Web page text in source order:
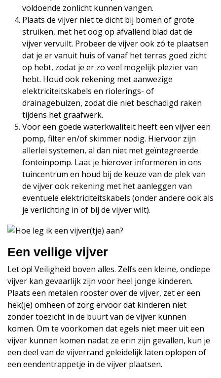
voldoende zonlicht kunnen vangen.
Plaats de vijver niet te dicht bij bomen of grote
struiken, met het oog op afvallend blad dat de
vijver vervuilt. Probeer de vijver ook zó te plaatsen
dat je er vanuit huis of vanaf het terras goed zicht
op hebt, zodat je er zo veel mogelijk plezier van
hebt. Houd ook rekening met aanwezige
elektriciteitskabels en riolerings- of
drainagebuizen, zodat die niet beschadigd raken
tijdens het graafwerk.
Voor een goede waterkwaliteit heeft een vijver een
pomp, filter en/of skimmer nodig. Hiervoor zijn
allerlei systemen, al dan niet met geïntegreerde
fonteinpomp. Laat je hierover informeren in ons
tuincentrum en houd bij de keuze van de plek van
de vijver ook rekening met het aanleggen van
eventuele elektriciteitskabels (onder andere ook als
je verlichting in of bij de vijver wilt).
Een veilige vijver
Let op! Veiligheid boven alles. Zelfs een kleine, ondiepe
vijver kan gevaarlijk zijn voor heel jonge kinderen.
Plaats een metalen rooster over de vijver, zet er een
hek(je) omheen of zorg ervoor dat kinderen niet
zonder toezicht in de buurt van de vijver kunnen
komen. Om te voorkomen dat egels niet meer uit een
vijver kunnen komen nadat ze erin zijn gevallen, kun je
een deel van de vijverrand geleidelijk laten oplopen of
een eendentrappetje in de vijver plaatsen.